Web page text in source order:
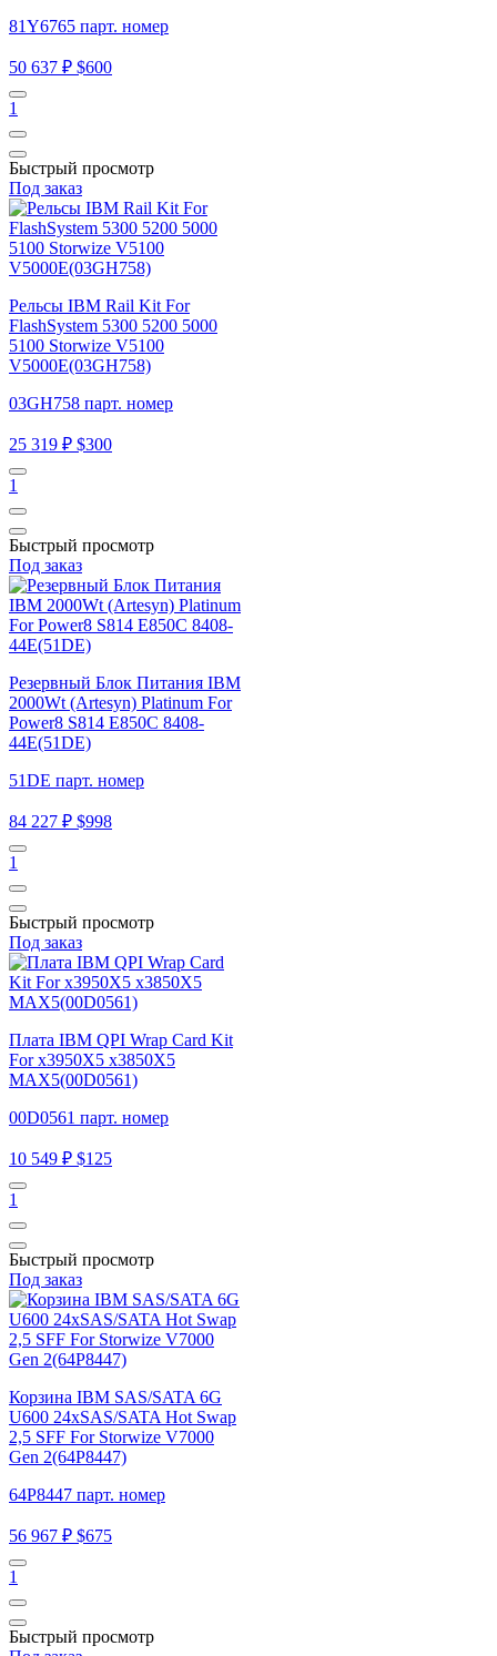
81Y6765 парт. номер
50 637 ₽ $600
1
Быстрый просмотр
Под заказ
Рельсы IBM Rail Kit For
FlashSystem 5300 5200 5000
5100 Storwize V5100
V5000E(03GH758)
03GH758 парт. номер
25 319 ₽ $300
1
Быстрый просмотр
Под заказ
Резервный Блок Питания IBM
2000Wt (Artesyn) Platinum For
Power8 S814 E850C 8408-
44E(51DE)
51DE парт. номер
84 227 ₽ $998
1
Быстрый просмотр
Под заказ
Плата IBM QPI Wrap Card Kit
For x3950X5 x3850X5
MAX5(00D0561)
00D0561 парт. номер
10 549 ₽ $125
1
Быстрый просмотр
Под заказ
Корзина IBM SAS/SATA 6G
U600 24xSAS/SATA Hot Swap
2,5 SFF For Storwize V7000
Gen 2(64P8447)
64P8447 парт. номер
56 967 ₽ $675
1
Быстрый просмотр